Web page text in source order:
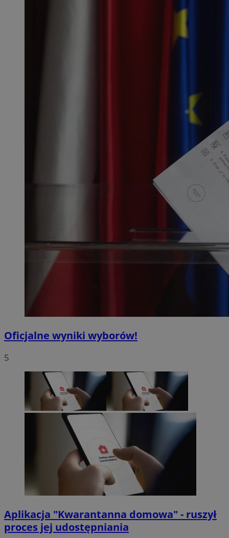
Oficjalne wyniki wyborów!
5
Aplikacja "Kwarantanna domowa" - ruszył
proces jej udostępniania